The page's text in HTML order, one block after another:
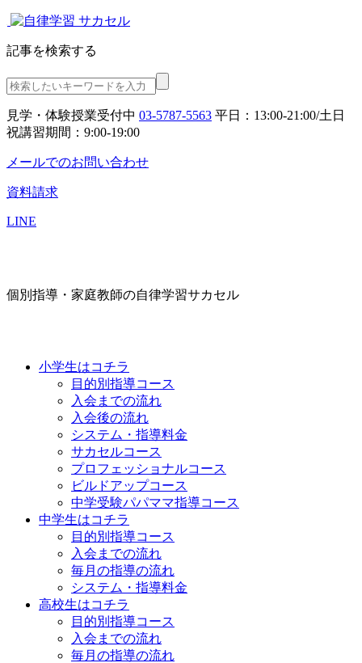
記事を検索する
見学・体験授業受付中 03-5787-5563 平日：13:00-21:00/土日
祝講習期間：9:00-19:00
メールでのお問い合わせ
資料請求
LINE
個別指導・家庭教師の自律学習サカセル
小学生はコチラ
目的別指導コース
入会までの流れ
入会後の流れ
システム・指導料金
サカセルコース
プロフェッショナルコース
ビルドアップコース
中学受験パパママ指導コース
中学生はコチラ
目的別指導コース
入会までの流れ
毎月の指導の流れ
システム・指導料金
高校生はコチラ
目的別指導コース
入会までの流れ
毎月の指導の流れ